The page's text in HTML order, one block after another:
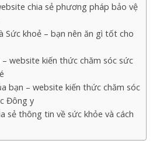
chia sẻ phương pháp bảo vệ
Sức khoẻ – bạn nên ăn gì tốt cho
– website kiến thức chăm sóc sức
bạn – website kiến thức chăm sóc
Đông y
sẻ thông tin về sức khỏe và cách